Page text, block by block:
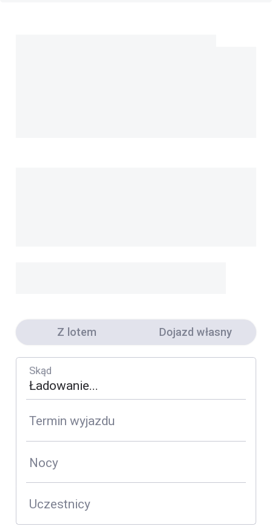
Z lotem Dojazd własny
Skąd
Termin wyjazdu
Nocy
Uczestnicy